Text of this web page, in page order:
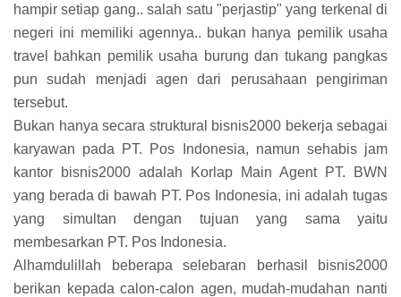
hampir setiap gang.. salah satu "perjastip" yang terkenal di
negeri ini memiliki agennya.. bukan hanya pemilik usaha
travel bahkan pemilik usaha burung dan tukang pangkas
pun sudah menjadi agen dari perusahaan pengiriman
tersebut.
Bukan hanya secara struktural bisnis2000 bekerja sebagai
karyawan pada PT. Pos Indonesia, namun sehabis jam
kantor bisnis2000 adalah Korlap Main Agent PT. BWN
yang berada di bawah PT. Pos Indonesia, ini adalah tugas
yang simultan dengan tujuan yang sama yaitu
membesarkan PT. Pos Indonesia.
Alhamdulillah beberapa selebaran berhasil bisnis2000
berikan kepada calon-calon agen, mudah-mudahan nanti